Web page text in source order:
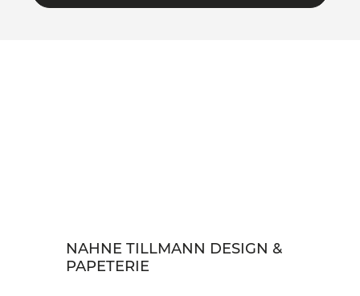
NAHNE TILLMANN DESIGN &
PAPETERIE